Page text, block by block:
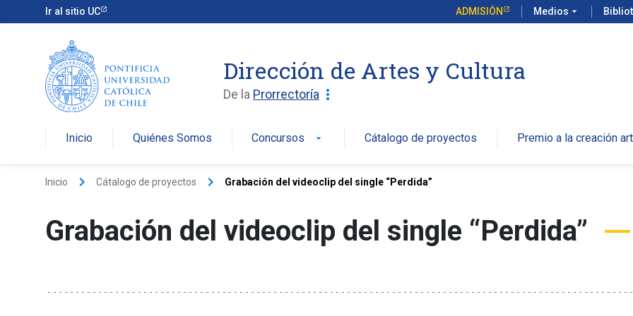
Ir al sitio UC ADMISIÓN Medios arrow_drop_down
Dirección de Artes y Cultura
De la Prorrectoría more_vert
Inicio Quiénes Somos Concursos arrow_drop_down Cátalogo de proyectos Premio a la creación
Inicio keyboard_arrow_right Cátalogo de proyectos keyboard_arrow_right Grabación del videoclip del single “Perdida”
Grabación del videoclip del single “Perdida”